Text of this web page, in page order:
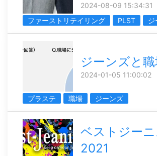
2024-08-09 15:34:31
ファーストリテイリング
PLST ジ
ジーンズと
2024-01-05 11:00:02
プラステ 職場 ジーンズ
ベストジーニ
2021